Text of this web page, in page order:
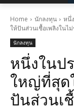
Home นักลงทุน
หนึ่
ให้ปันส่วนเชื้อเพลิงในไ
นักลงทุน
หนึ่งในป
ใหญ่ที่สุด
ปันส่วนเ